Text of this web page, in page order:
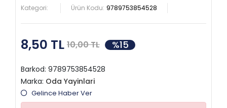
Kategori: Ürün Kodu: 9789753854528
8,50 TL 10,00 TL %15
Barkod: 9789753854528
Marka: Oda Yayinlari
Gelince Haber Ver